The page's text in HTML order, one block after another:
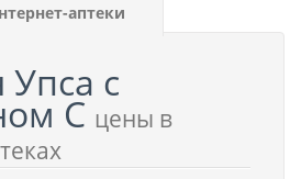
аптеки
с
C цены в